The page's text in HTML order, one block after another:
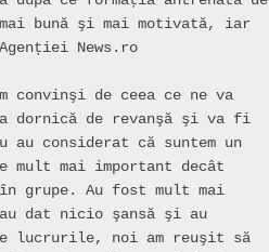
bună şi mai motivată, iar
News.ro
convinşi de ceea ce ne va
dornică de revanşă şi va fi
considerat că suntem un
mult mai important decât
grupe. Au fost mult mai
dat nicio şansă şi au
lucrurile, noi am reuşit să